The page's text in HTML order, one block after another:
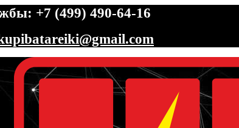
+7 (499) 490-64-16